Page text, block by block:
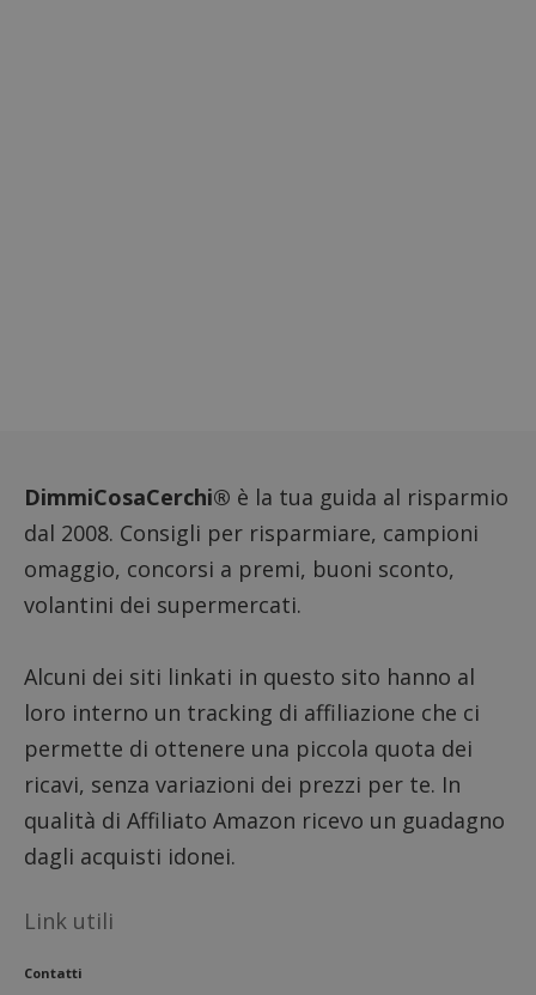
DimmiCosaCerchi® è la tua guida al risparmio
dal 2008. Consigli per risparmiare, campioni
omaggio, concorsi a premi, buoni sconto,
volantini dei supermercati.
Alcuni dei siti linkati in questo sito hanno al
loro interno un tracking di affiliazione che ci
permette di ottenere una piccola quota dei
ricavi, senza variazioni dei prezzi per te. In
qualità di Affiliato Amazon ricevo un guadagno
dagli acquisti idonei.
Link utili
Contatti